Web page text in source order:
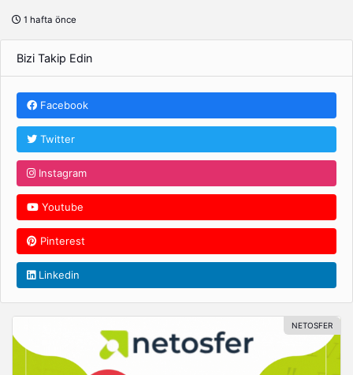
1 hafta önce
Bizi Takip Edin
Facebook
Twitter
Instagram
Youtube
Pinterest
Linkedin